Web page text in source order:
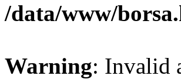
/data/www/
Warning: Invalid